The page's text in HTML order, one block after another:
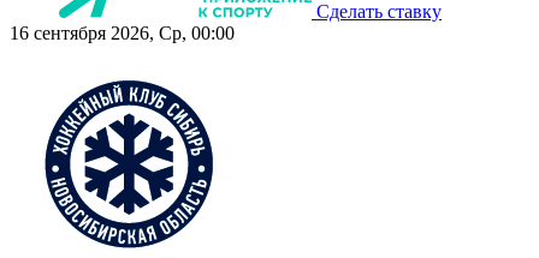
Сделать ставку
16 сентября 2026, Ср, 00:00